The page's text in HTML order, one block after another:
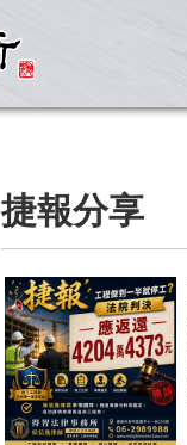
捷報分享